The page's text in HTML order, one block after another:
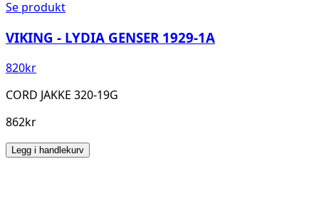
Se produkt
VIKING - LYDIA GENSER 1929-1A
820kr
CORD JAKKE 320-19G
862kr
Legg i handlekurv